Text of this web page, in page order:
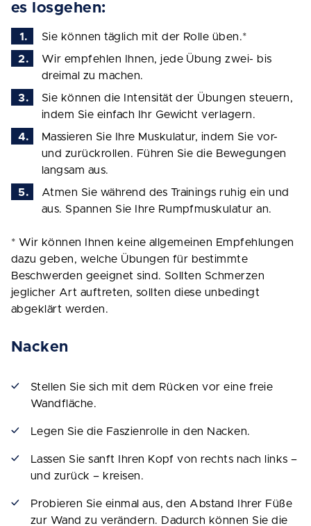
es losgehen:
Sie können täglich mit der Rolle üben.*
Wir empfehlen Ihnen, jede Übung zwei- bis
dreimal zu machen.
Sie können die Intensität der Übungen steuern,
indem Sie einfach Ihr Gewicht verlagern.
Massieren Sie Ihre Muskulatur, indem Sie vor-
und zurückrollen. Führen Sie die Bewegungen
langsam aus.
Atmen Sie während des Trainings ruhig ein und
aus. Spannen Sie Ihre Rumpfmuskulatur an.
* Wir können Ihnen keine allgemeinen Empfehlungen
dazu geben, welche Übungen für bestimmte
Beschwerden geeignet sind. Sollten Schmerzen
jeglicher Art auftreten, sollten diese unbedingt
abgeklärt werden.
Nacken
Stellen Sie sich mit dem Rücken vor eine freie
Wandfläche.
Legen Sie die Faszienrolle in den Nacken.
Lassen Sie sanft Ihren Kopf von rechts nach links –
und zurück – kreisen.
Probieren Sie einmal aus, den Abstand Ihrer Füße
zur Wand zu verändern. Dadurch können Sie die